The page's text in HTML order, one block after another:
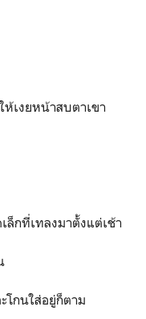
เงยหน้าสบตาเขา
กที่เทลงมาตั้งแต่เช้า
โกนใส่อยู่ก็ตาม